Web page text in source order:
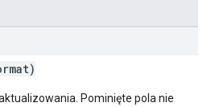
Pominięte pola nie